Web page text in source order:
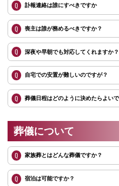
Q 訃報連絡は誰にすべきですか
Q 喪主は誰が務めるべきですか？
Q 深夜や早朝でも対応してくれますか？
Q 自宅での安置が難しいのですが？
Q 葬儀日程はどのように決めたらよい
葬儀について
Q 家族葬とはどんな葬儀ですか？
Q 宿泊は可能ですか？
A
お勤めいただく僧侶に納めるお布施
ため、一概には言えません。寺院様
せんので、一度相談してみることをお
A
一之江セレモニーホールでは、ご遺
ーコーディネーター監修のもと、故
計します。冠婚葬祭に60年以上の実
A
通夜式後に、お勤めいただいた僧侶
い、遺族からの感謝を伝えるために
は、通夜振舞いに招待されたら、一
されていますが、地域によってしき
A
ご葬儀が終わった後も、故人様のご
も、早めの対応が求められます。葬
一之江セレモニーホールがお手伝い
気軽にご相談ください。
A
当ホールでは、現金だけでなく、銀
ビニ決済にも対応しております。
A
一之江セレモニーホールは、仏式は
うぞお気軽にご相談ください。
A
葬儀でのお勤めは菩提寺に依頼する